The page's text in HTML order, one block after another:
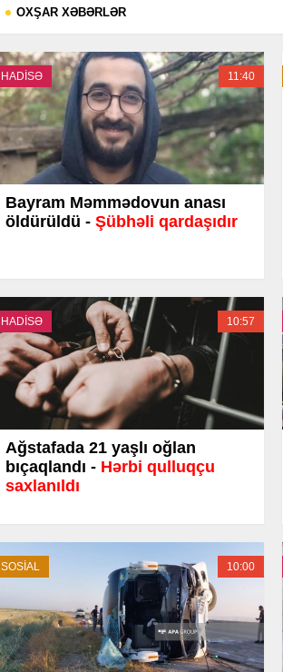
OXŞAR XƏBƏRLƏR
HADİSƏ 11:40
Bayram Məmmədovun anası
öldürüldü - Şübhəli qardaşıdır
HADİSƏ 10:57
Ağstafada 21 yaşlı oğlan
bıçaqlandı - Hərbi qulluqçu
saxlanıldı
SOSİAL 10:00